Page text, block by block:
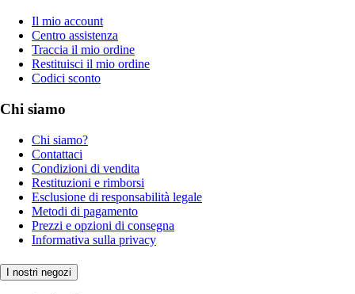
Il mio account
Centro assistenza
Traccia il mio ordine
Restituisci il mio ordine
Codici sconto
Chi siamo
Chi siamo?
Contattaci
Condizioni di vendita
Restituzioni e rimborsi
Esclusione di responsabilità legale
Metodi di pagamento
Prezzi e opzioni di consegna
Informativa sulla privacy
I nostri negozi